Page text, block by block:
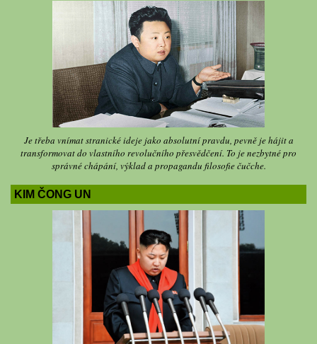
Je třeba vnímat stranické ideje jako absolutní pravdu, pevně je hájit a
transformovat do vlastního revolučního přesvědčení. To je nezbytné pro
správné chápání, výklad a propagandu filosofie čučche.
KIM ČONG UN